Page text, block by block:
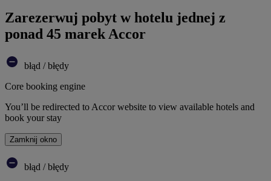
Zarezerwuj pobyt w hotelu jednej z
ponad 45 marek Accor
błąd / błędy
Core booking engine
You’ll be redirected to Accor website to view available hotels and
book your stay
Zamknij okno
błąd / błędy